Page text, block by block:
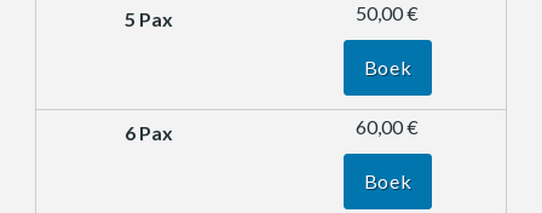
50,00 €
Boek
60,00 €
Boek